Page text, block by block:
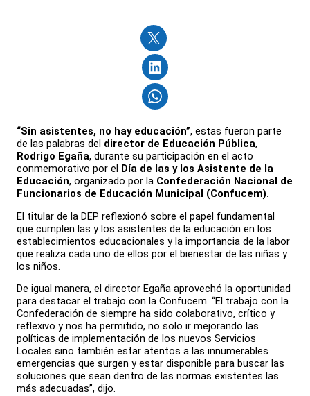
“Sin asistentes, no hay educación”, estas fueron parte
de las palabras del director de Educación Pública,
Rodrigo Egaña, durante su participación en el acto
conmemorativo por el Día de las y los Asistente de la
Educación, organizado por la Confederación Nacional de
Funcionarios de Educación Municipal (Confucem).
El titular de la DEP reflexionó sobre el papel fundamental
que cumplen las y los asistentes de la educación en los
establecimientos educacionales y la importancia de la labor
que realiza cada uno de ellos por el bienestar de las niñas y
los niños.
De igual manera, el director Egaña aprovechó la oportunidad
para destacar el trabajo con la Confucem. “El trabajo con la
Confederación de siempre ha sido colaborativo, crítico y
reflexivo y nos ha permitido, no solo ir mejorando las
políticas de implementación de los nuevos Servicios
Locales sino también estar atentos a las innumerables
emergencias que surgen y estar disponible para buscar las
soluciones que sean dentro de las normas existentes las
más adecuadas”, dijo.